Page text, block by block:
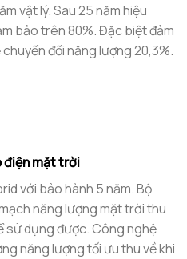
vật lý. Sau 25 năm hiệu
bảo trên 80%. Đặc biệt đảm
đổi năng lượng 20,3%.
điện mặt trời
với bảo hành 5 năm. Bộ
năng lượng mặt trời thu
sử dụng được. Công nghệ
năng lượng tối ưu thu về khi